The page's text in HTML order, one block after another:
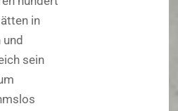
in
und
sein